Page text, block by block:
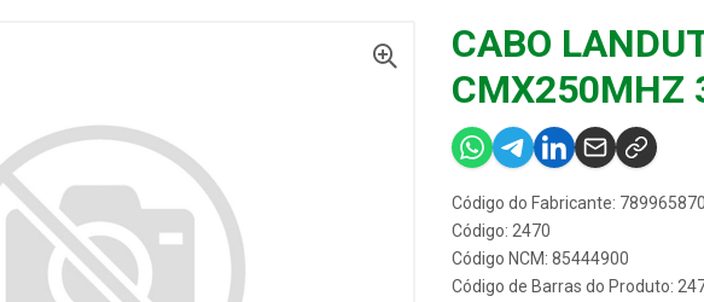
CABO
CMX250MHZ
Código do Fabricante:
Código: 2470
Código NCM: 85444900
Código de Barras do Produto: